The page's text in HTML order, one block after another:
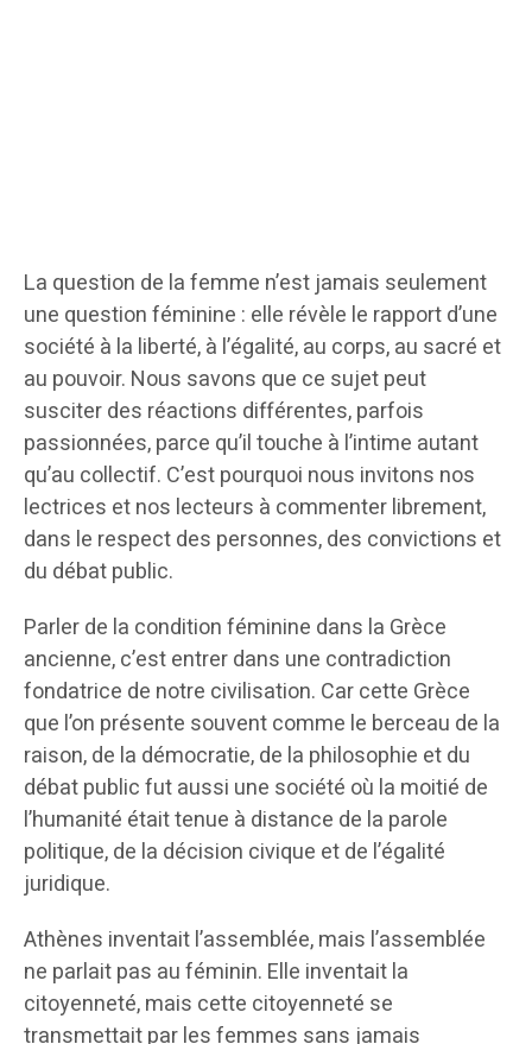
La question de la femme n’est jamais seulement
une question féminine : elle révèle le rapport d’une
société à la liberté, à l’égalité, au corps, au sacré et
au pouvoir. Nous savons que ce sujet peut
susciter des réactions différentes, parfois
passionnées, parce qu’il touche à l’intime autant
qu’au collectif. C’est pourquoi nous invitons nos
lectrices et nos lecteurs à commenter librement,
dans le respect des personnes, des convictions et
du débat public.
Parler de la condition féminine dans la Grèce
ancienne, c’est entrer dans une contradiction
fondatrice de notre civilisation. Car cette Grèce
que l’on présente souvent comme le berceau de la
raison, de la démocratie, de la philosophie et du
débat public fut aussi une société où la moitié de
l’humanité était tenue à distance de la parole
politique, de la décision civique et de l’égalité
juridique.
Athènes inventait l’assemblée, mais l’assemblée
ne parlait pas au féminin. Elle inventait la
citoyenneté, mais cette citoyenneté se
transmettait par les femmes sans jamais